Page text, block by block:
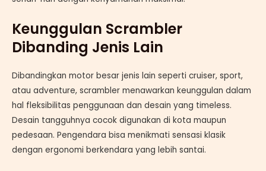
Keunggulan Scrambler
Dibanding Jenis Lain
Dibandingkan motor besar jenis lain seperti cruiser, sport,
atau adventure, scrambler menawarkan keunggulan dalam
hal fleksibilitas penggunaan dan desain yang timeless.
Desain tangguhnya cocok digunakan di kota maupun
pedesaan. Pengendara bisa menikmati sensasi klasik
dengan ergonomi berkendara yang lebih santai.